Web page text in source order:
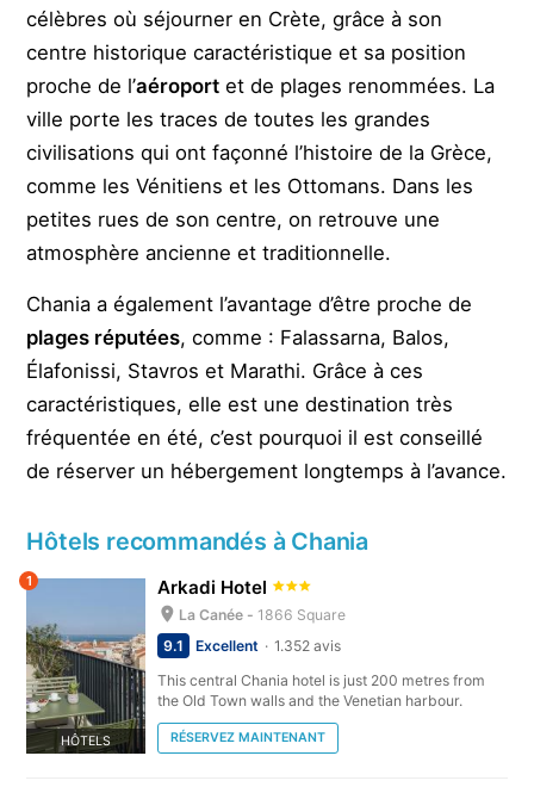
célèbres où séjourner en Crète, grâce à son
centre historique caractéristique et sa position
proche de l’aéroport et de plages renommées. La
ville porte les traces de toutes les grandes
civilisations qui ont façonné l’histoire de la Grèce,
comme les Vénitiens et les Ottomans. Dans les
petites rues de son centre, on retrouve une
atmosphère ancienne et traditionnelle.
Chania a également l’avantage d’être proche de
plages réputées, comme : Falassarna, Balos,
Élafonissi, Stavros et Marathi. Grâce à ces
caractéristiques, elle est une destination très
fréquentée en été, c’est pourquoi il est conseillé
de réserver un hébergement longtemps à l’avance.
Hôtels recommandés à Chania
HÔTELS
1 Arkadi Hotel
La Canée - 1866 Square
9.1
Excellent
1.352 avis
This central Chania hotel is just 200 metres from
the Old Town walls and the Venetian harbour.
RÉSERVEZ MAINTENANT